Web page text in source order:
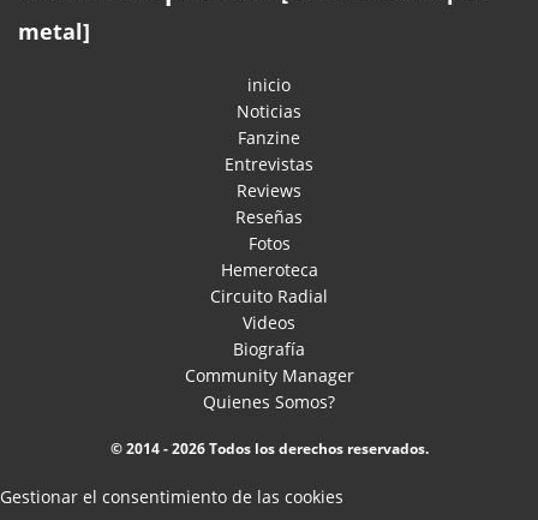
metal]
inicio
Noticias
Fanzine
Entrevistas
Reviews
Reseñas
Fotos
Hemeroteca
Circuito Radial
Videos
Biografía
Community Manager
Quienes Somos?
© 2014 - 2026 Todos los derechos reservados.
Gestionar el consentimiento de las cookies